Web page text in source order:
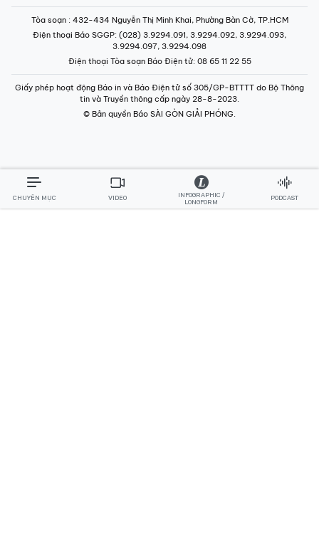
Tòa soạn : 432-434 Nguyễn Thị Minh Khai, Phường Bàn Cờ, TP.HCM
Điện thoại Báo SGGP: (028) 3.9294.091, 3.9294.092, 3.9294.093,
3.9294.097, 3.9294.098
Điện thoại Tòa soạn Báo Điện tử: 08 65 11 22 55
Giấy phép hoạt động Báo in và Báo Điện tử số 305/GP-BTTTT do Bộ Thông
tin và Truyền thông cấp ngày 28-8-2023.
© Bản quyền Báo SÀI GÒN GIẢI PHÓNG.
CHUYÊN MỤC VIDEO
INFOGRAPHIC /
LONGFORM
PODCAST